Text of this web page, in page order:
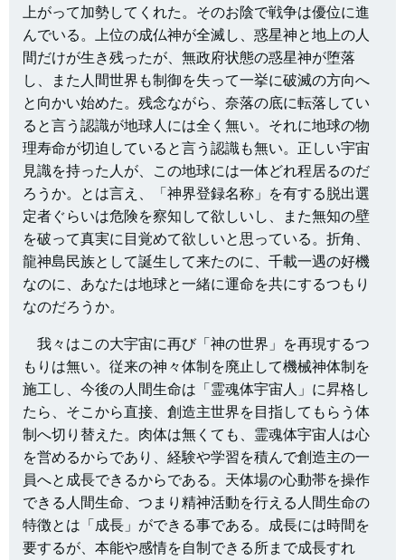
上がって加勢してくれた。そのお陰で戦争は優位に進
んでいる。上位の成仏神が全滅し、惑星神と地上の人
間だけが生き残ったが、無政府状態の惑星神が堕落
し、また人間世界も制御を失って一挙に破滅の方向へ
と向かい始めた。残念ながら、奈落の底に転落してい
ると言う認識が地球人には全く無い。それに地球の物
理寿命が切迫していると言う認識も無い。正しい宇宙
見識を持った人が、この地球には一体どれ程居るのだ
ろうか。とは言え、「神界登録名称」を有する脱出選
定者ぐらいは危険を察知して欲しいし、また無知の壁
を破って真実に目覚めて欲しいと思っている。折角、
龍神島民族として誕生して来たのに、千載一遇の好機
なのに、あなたは地球と一緒に運命を共にするつもり
なのだろうか。
我々はこの大宇宙に再び「神の世界」を再現するつ
もりは無い。従来の神々体制を廃止して機械神体制を
施工し、今後の人間生命は「霊魂体宇宙人」に昇格し
たら、そこから直接、創造主世界を目指してもらう体
制へ切り替えた。肉体は無くても、霊魂体宇宙人は心
を営めるからであり、経験や学習を積んで創造主の一
員へと成長できるからである。天体場の心動帯を操作
できる人間生命、つまり精神活動を行える人間生命の
特徴とは「成長」ができる事である。成長には時間を
要するが、本能や感情を自制できる所まで成長すれ